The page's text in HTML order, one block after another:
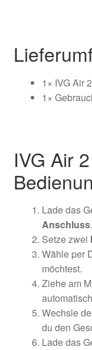
1× IVG Air
1×
IVG Air
Lade das
Anschluss.
Setze zwei
Wähle per
möchtest.
Ziehe am
Wechsle
du den
Lade das